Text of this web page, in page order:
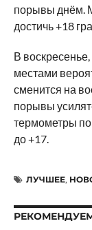
порывы днём.
достичь +18
В
местами
сменится на
порывы
термометры
до +17.
ЛУЧШЕЕ,